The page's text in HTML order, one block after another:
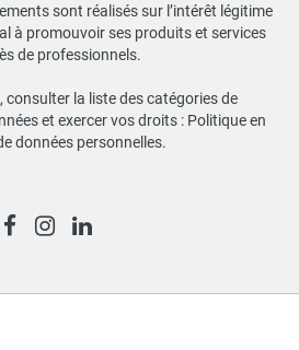
sont réalisés sur l’intérêt légitime
à promouvoir ses produits et services
de professionnels.
consulter la liste des catégories de
et exercer vos droits : Politique en
données personnelles.